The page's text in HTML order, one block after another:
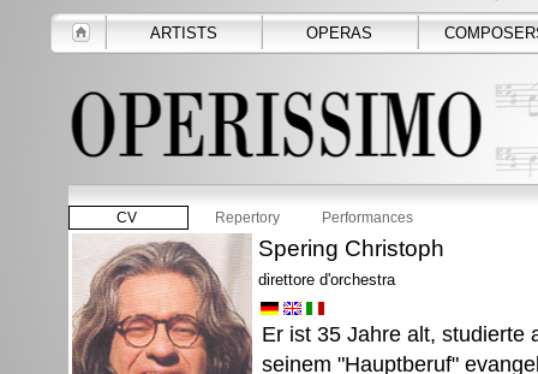
ARTISTS OPERAS
CV Repertory Performances
Spering Christoph
direttore d'orchestra
Er ist 35 Jahre alt, studierte
seinem "Hauptberuf"